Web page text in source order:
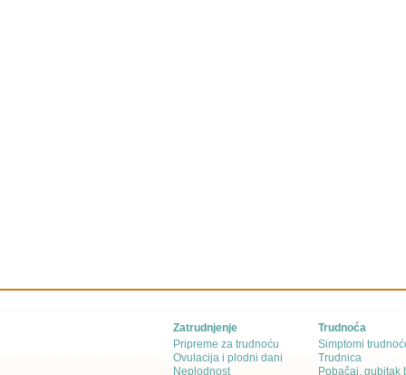
Zatrudnjenje
Pripreme za trudnoću
Ovulacija i plodni dani
Neplodnost
Trudnoća
Simptomi
Trudnica
Pobačaj, gubitak